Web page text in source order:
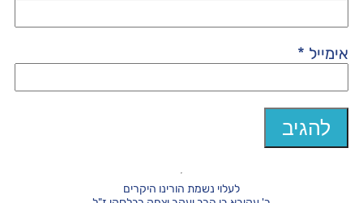
אימייל *
לעלוי נשמת הורינו היקרים